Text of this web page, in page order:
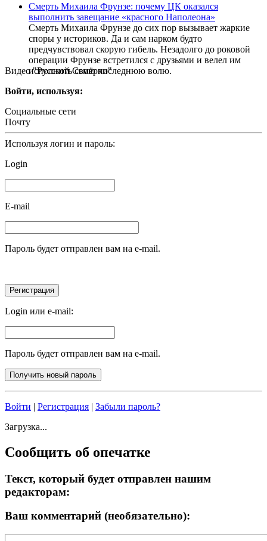
Видео "Русской Семёрки"
Смерть Михаила Фрунзе: почему ЦК оказался
выполнить завещание «красного Наполеона»
Смерть Михаила Фрунзе до сих пор вызывает жаркие
споры у историков. Да и сам нарком будто
предчувствовал скорую гибель. Незадолго до роковой
операции Фрунзе встретился с друзьями и велел им
исполнить свою последнюю волю.
Войти, используя:
Социальные сети
Почту
Используя логин и пароль:
Login
E-mail
Пароль будет отправлен вам на e-mail.
Login или e-mail:
Пароль будет отправлен вам на e-mail.
Войти | Регистрация | Забыли пароль?
Загрузка...
Сообщить об опечатке
Текст, который будет отправлен нашим
редакторам:
Ваш комментарий (необязательно):